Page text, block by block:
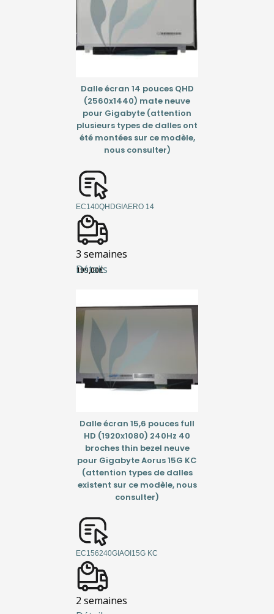
Détails
Dalle écran 14 pouces QHD
(2560x1440) mate neuve
pour Gigabyte (attention
plusieurs types de dalles ont
été montées sur ce modèle,
nous consulter)
EC140QHDGIAERO 14
3 semaines
199,00€
Dalle écran 15,6 pouces full
HD (1920x1080) 240Hz 40
broches thin bezel neuve
pour Gigabyte Aorus 15G KC
(attention types de dalles
existent sur ce modèle, nous
consulter)
EC156240GIAOI15G KC
2 semaines